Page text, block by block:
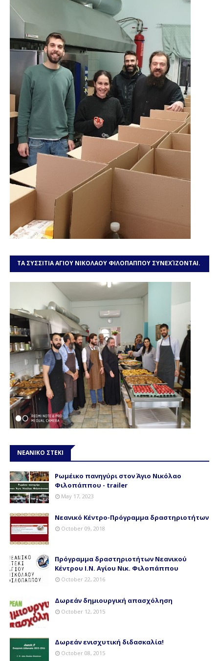
ΤΑ ΣΥΣΣΙΤΙΑ ΑΓΙΟΥ ΝΙΚΟΛΑΟΥ ΦΙΛΟΠΑΠΠΟΥ ΣΥΝΕΧΊΖΟΝΤΑΙ.
ΝΕΑΝΙΚΟ ΣΤΕΚΙ
Ρωμέικο πανηγύρι στον Άγιο Νικόλαο
Φιλοπάππου - trailer
May 17, 2023
Νεανικό Κέντρο-Πρόγραμμα δραστηριοτήτων
October 09, 2018
Πρόγραμμα δραστηριοτήτων Νεανικού
Κέντρου Ι.Ν. Αγίου Νικ. Φιλοπάππου
October 22, 2016
Δωρεάν δημιουργική απασχόληση
October 12, 2015
Δωρεάν ενισχυτική διδασκαλία!
October 08, 2015